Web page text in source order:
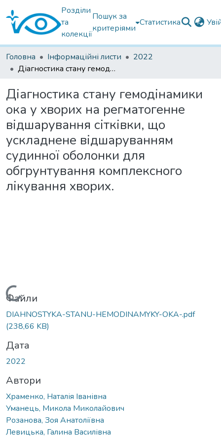
Розділи
та
колекції
Пошук за
критеріями
Статистика
Головна Інформаційні листи
2022
Діагностика стану гемодінамики ока у хворих на регматогенне відшарування сітківки, що ускладнене відшаруванням судинної оболонки для обгрунтування комплексного лікування хворих.
Діагностика стану гемодінамики
ока у хворих на регматогенне
відшарування сітківки, що
ускладнене відшаруванням
судинної оболонки для
обгрунтування комплексного
лікування хворих.
Вантажиться...
Файли
DIAHNOSTYKA-STANU-HEMODINAMYKY-OKA-.pdf
(238,66 KB)
Дата
2022
Автори
Храменко, Наталія Іванівна
Уманець, Микола Миколайович
Розанова, Зоя Анатоліївна
Левицька, Галина Василівна